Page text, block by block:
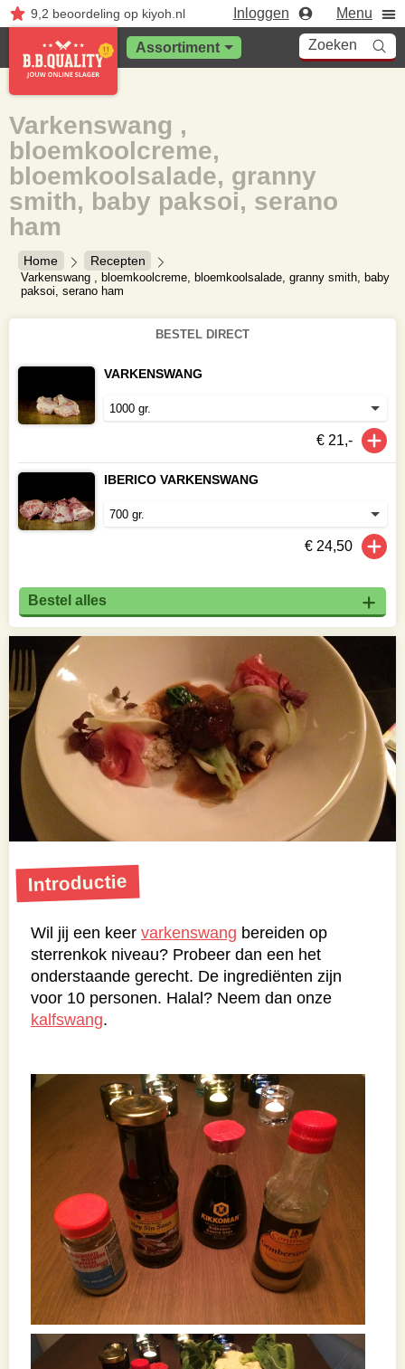
9,2 beoordelingop kiyoh.nl Inloggen Menu
Assortiment Zoeken
Home Recepten
Varkenswang , bloemkoolcreme, bloemkoolsalade, granny smith, baby
paksoi, serano ham
Varkenswang ,
bloemkoolcreme,
bloemkoolsalade, granny
smith, baby paksoi, serano
ham
Introductie
Wil jij een keer varkenswang bereiden op
sterrenkok niveau? Probeer dan een het
onderstaande gerecht. De ingrediënten zijn
voor 10 personen. Halal? Neem dan onze
kalfswang.
BESTEL DIRECT
VARKENSWANG
€ 21,-
IBERICO VARKENSWANG
€ 24,50
Bestel alles